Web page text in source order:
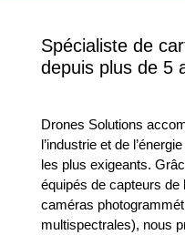
Spécialiste de
depuis plus de 5
Drones Solutions
l’industrie et de
les plus exigeants.
équipés de capteurs
caméras
multispectrales), nous